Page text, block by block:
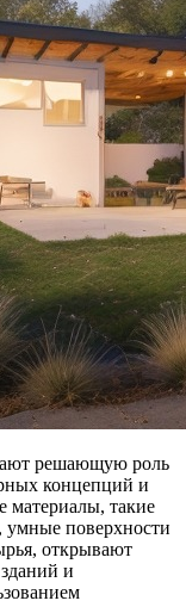
решающую роль
концепций и
материалы, такие
умные поверхности
открывают
и